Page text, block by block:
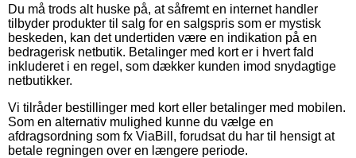
Du må trods alt huske på, at såfremt en internet handler
tilbyder produkter til salg for en salgspris som er mystisk
beskeden, kan det undertiden være en indikation på en
bedragerisk netbutik. Betalinger med kort er i hvert fald
inkluderet i en regel, som dækker kunden imod snydagtige
netbutikker.
Vi tilråder bestillinger med kort eller betalinger med mobilen.
Som en alternativ mulighed kunne du vælge en
afdragsordning som fx ViaBill, forudsat du har til hensigt at
betale regningen over en længere periode.